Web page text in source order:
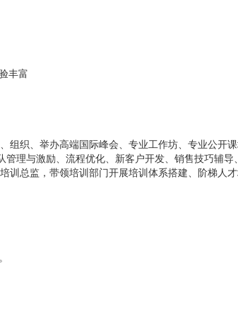
丰富
组织、举办高端国际峰会、专业工作坊、专业公开
理与激励、流程优化、新客户开发、销售技巧辅导、
训总监，带领培训部门开展培训体系搭建、阶梯人